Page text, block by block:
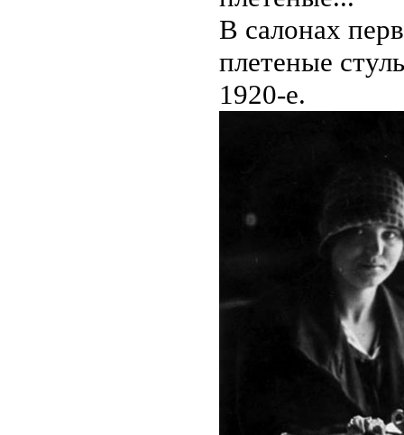
В салонах
плетеные
1920-е.